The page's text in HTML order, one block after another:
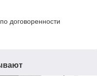
договоренности